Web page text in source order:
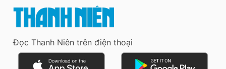
Đọc Thanh Niên trên điện thoại